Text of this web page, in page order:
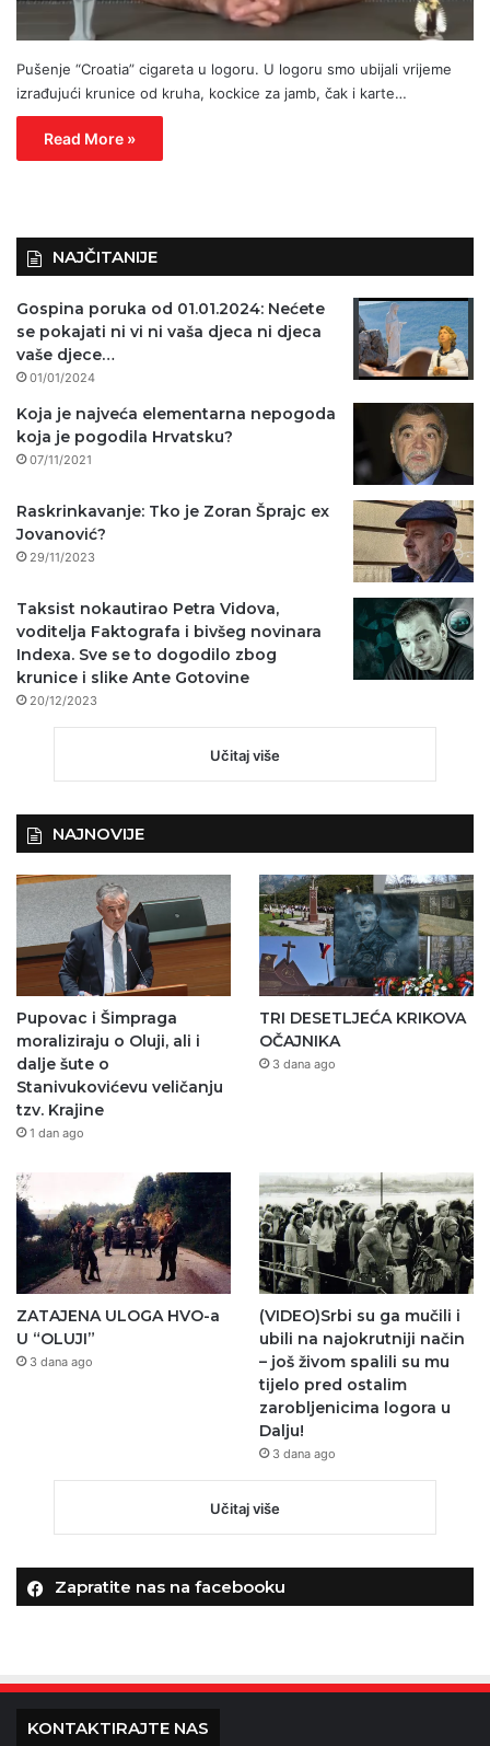
Pušenje “Croatia” cigareta u logoru. U logoru smo ubijali vrijeme
izrađujući krunice od kruha, kockice za jamb, čak i karte…
Read More »
NAJČITANIJE
Gospina poruka od 01.01.2024: Nećete
se pokajati ni vi ni vaša djeca ni djeca
vaše djece…
01/01/2024
Koja je najveća elementarna nepogoda
koja je pogodila Hrvatsku?
07/11/2021
Raskrinkavanje: Tko je Zoran Šprajc ex
Jovanović?
29/11/2023
Taksist nokautirao Petra Vidova,
voditelja Faktografa i bivšeg novinara
Indexa. Sve se to dogodilo zbog
krunice i slike Ante Gotovine
20/12/2023
Učitaj više
NAJNOVIJE
Pupovac i Šimpraga
moraliziraju o Oluji, ali i
dalje šute o
Stanivukovićevu veličanju
tzv. Krajine
1 dan ago
TRI DESETLJEĆA KRIKOVA
OČAJNIKA
3 dana ago
ZATAJENA ULOGA HVO-a
U “OLUJI”
3 dana ago
(VIDEO)Srbi su ga mučili i
ubili na najokrutniji način
– još živom spalili su mu
tijelo pred ostalim
zarobljenicima logora u
Dalju!
3 dana ago
Učitaj više
Zapratite nas na facebooku
KONTAKTIRAJTE NAS